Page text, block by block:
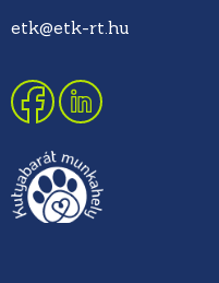
etk@etk-rt.hu